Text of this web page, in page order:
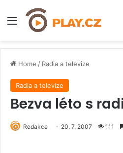
Menu
Home / Radia a televize
Radia a televize
Bezva léto s
Redakce 20. 7. 2007 111